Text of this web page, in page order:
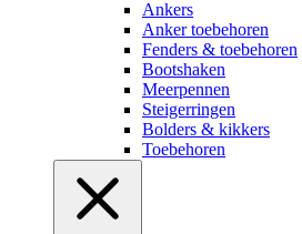
Ankers
Anker toebehoren
Fenders & toebehoren
Bootshaken
Meerpennen
Steigerringen
Bolders & kikkers
Toebehoren